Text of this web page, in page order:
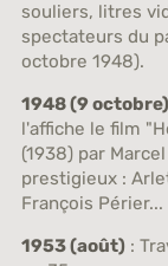
souliers, litres
spectateurs du
octobre 1948).
1948 (9 octobre)
l'affiche le film
(1938) par
prestigieux :
François Périer...
1953 (août):